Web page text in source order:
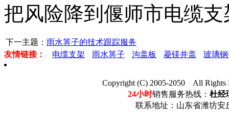
把风险降到偃师市电缆支
下一主题： 雨水箅子的技术跟踪服务
友情链接：
电缆支架 雨水箅子 沟盖板 菱镁井盖 玻璃
Copyright (C) 2005-2050 All
24小时销售服务热线： 杜经
联系地址：山东省潍坊